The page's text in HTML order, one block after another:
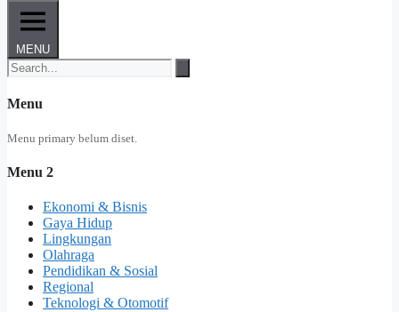
MENU
Menu
Menu primary belum diset.
Menu 2
Ekonomi & Bisnis
Gaya Hidup
Lingkungan
Olahraga
Pendidikan & Sosial
Regional
Teknologi & Otomotif